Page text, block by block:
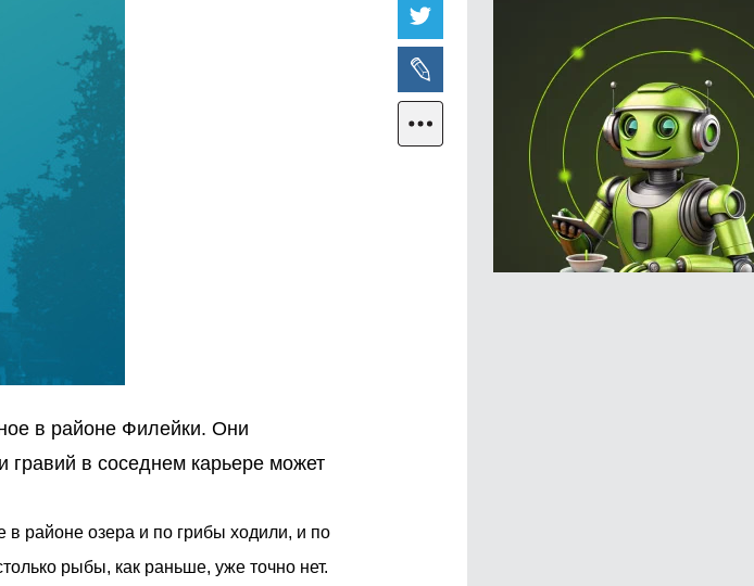
в районе Филейки. Они
гравий в соседнем карьере может
районе озера и по грибы ходили, и по
рыбы, как раньше, уже точно нет.